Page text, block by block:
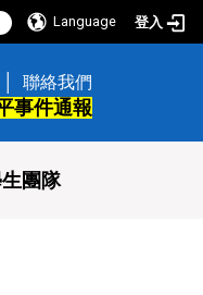
Language 登入
聯絡我們
事件通報
團隊